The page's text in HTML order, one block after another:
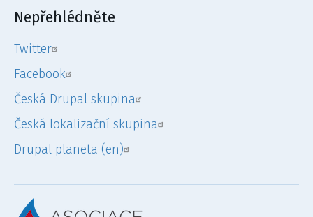
Nepřehlédněte
Twitter
Facebook
Česká Drupal skupina
Česká lokalizační skupina
Drupal planeta (en)